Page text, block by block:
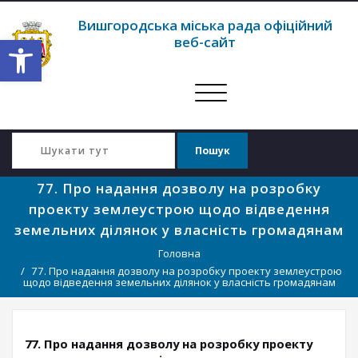
Відкрити Панель інструментів
Вишгородська міська рада офіційний
веб-сайт
Перемкнути
77. Про надання дозволу на розробку
проекту землеустрою щодо відведення
земельних ділянок у власність громадянам
Головна
77. Про надання дозволу на розробку проекту землеустрою
щодо відведення земельних ділянок у власність громадянам
77. Про надання дозволу на розробку проекту